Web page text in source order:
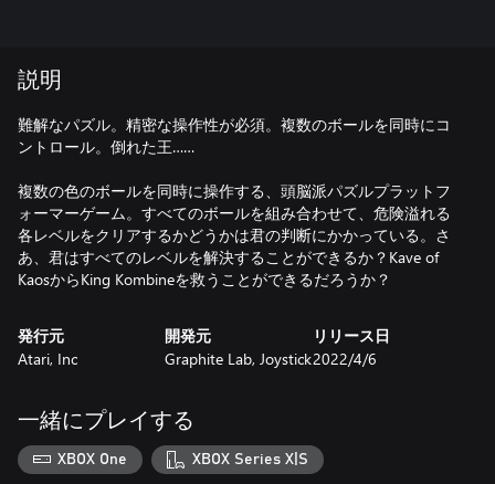
説明
難解なパズル。精密な操作性が必須。複数のボールを同時にコ
ントロール。倒れた王……
複数の色のボールを同時に操作する、頭脳派パズルプラットフ
ォーマーゲーム。すべてのボールを組み合わせて、危険溢れる
各レベルをクリアするかどうかは君の判断にかかっている。さ
あ、君はすべてのレベルを解決することができるか？Kave of
KaosからKing Kombineを救うことができるだろうか？
発行元
Atari, Inc
開発元
Graphite Lab, Joystick
リリース日
2022/4/6
一緒にプレイする
XBOX One XBOX Series X|S